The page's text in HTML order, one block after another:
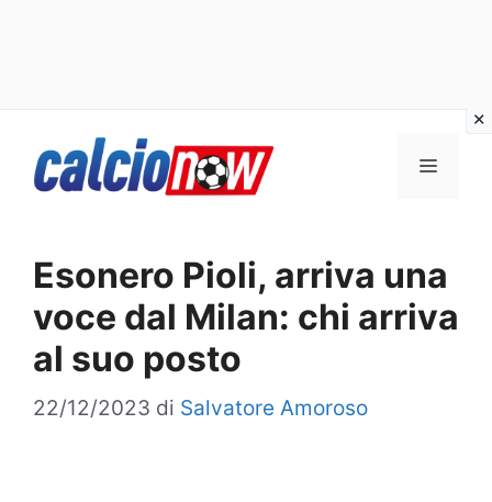
Menu
Esonero Pioli, arriva una
voce dal Milan: chi arriva
al suo posto
22/12/2023 di Salvatore Amoroso